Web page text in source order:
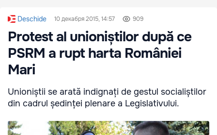
Deschide 10 декабря 2015, 14:57 909
Protest al unioniștilor după ce
PSRM a rupt harta României
Mari
Unioniștii se arată indignați de gestul socialiștilor
din cadrul ședinței plenare a Legislativului.